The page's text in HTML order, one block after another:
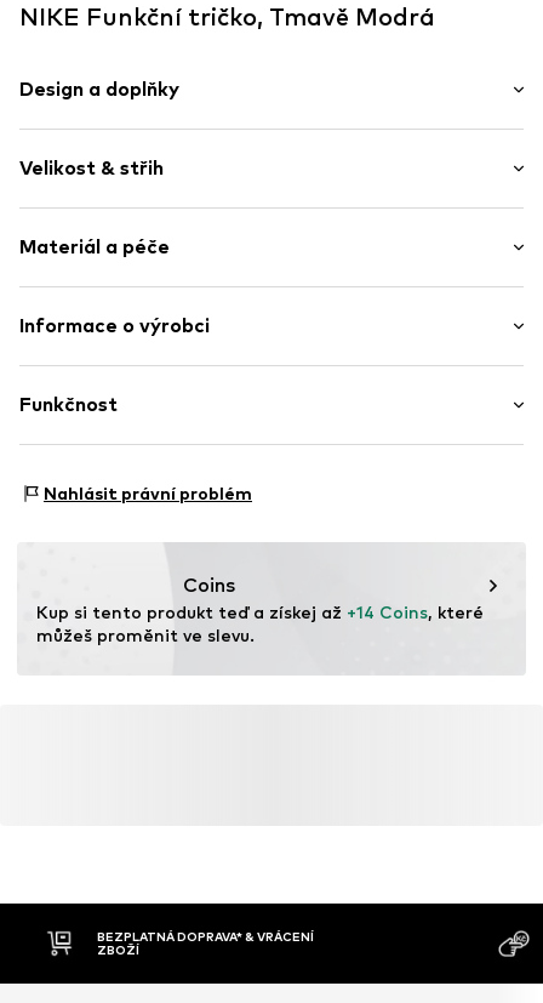
NIKE Funkční tričko, Tmavě Modrá
Design a doplňky
Výstřih do V
Velikost & střih
Délka: Normální délka
Střih: Normální střih
Materiál a péče
Materiál: 100% Polyester - PES
Informace o výrobci
Colosseum 1
1213 Hilversum
uli.kiefer@kiefer-sport.de
Funkčnost
Sportovní typ: Životní styl
Funkce: Rychleschnoucí
Funkce: Odolný vůči zašpinění
Nahlásit právní problém
Coins
Kup si tento produkt teď a získej až +14 Coins, které
můžeš proměnit ve slevu.
BEZPLATNÁ DOPRAVA* & VRÁCENÍ
ZBOŽÍ